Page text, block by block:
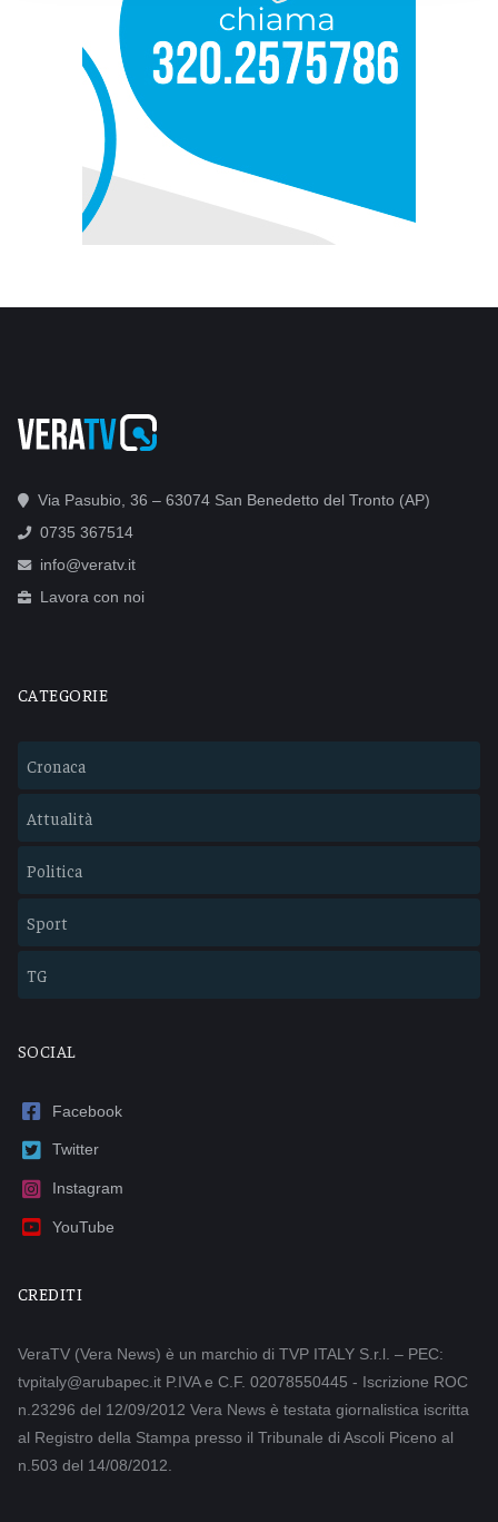
Via Pasubio, 36 – 63074 San Benedetto del Tronto (AP)
0735 367514
info@veratv.it
Lavora con noi
CATEGORIE
Cronaca
Attualità
Politica
Sport
TG
SOCIAL
Facebook
Twitter
Instagram
YouTube
CREDITI
VeraTV (Vera News) è un marchio di TVP ITALY S.r.l. – PEC:
tvpitaly@arubapec.it P.IVA e C.F. 02078550445 - Iscrizione ROC
n.23296 del 12/09/2012 Vera News è testata giornalistica iscritta
al Registro della Stampa presso il Tribunale di Ascoli Piceno al
n.503 del 14/08/2012.